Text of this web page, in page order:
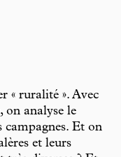
« ruralité ». Avec
on analyse le
campagnes. Et on
et leurs